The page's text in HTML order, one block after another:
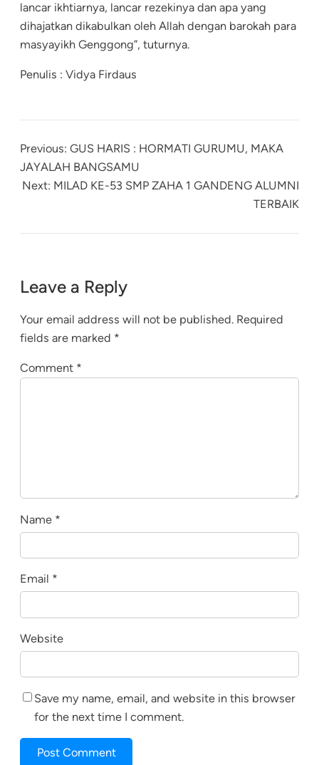
lancar ikhtiarnya, lancar rezekinya dan apa yang
dihajatkan dikabulkan oleh Allah dengan barokah para
masyayikh Genggong”, tuturnya.
Penulis : Vidya Firdaus
Previous: GUS HARIS : HORMATI GURUMU, MAKA
JAYALAH BANGSAMU
Next: MILAD KE-53 SMP ZAHA 1 GANDENG ALUMNI
TERBAIK
Leave a Reply
Your email address will not be published. Required
fields are marked *
Comment *
Name *
Email *
Website
Save my name, email, and website in this browser
for the next time I comment.